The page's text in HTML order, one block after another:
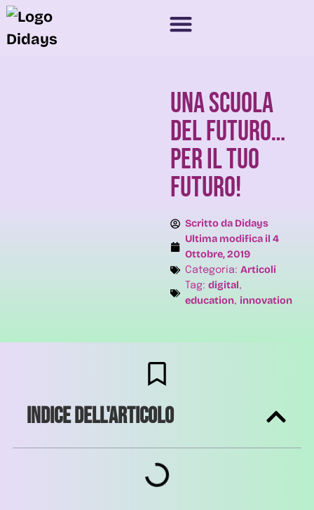
UNA SCUOLA
DEL FUTURO…
PER IL TUO
FUTURO!
Scritto da Didays
Ultima modifica il 4
Ottobre, 2019
Categoria: Articoli
Tag: digital,
education, innovation
Indice dell'articolo